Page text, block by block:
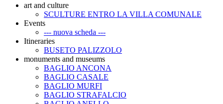
art and culture
SCULTURE ENTRO LA VILLA COMUNALE
Events
--- nuova scheda ---
Itineraries
BUSETO PALIZZOLO
monuments and museums
BAGLIO ANCONA
BAGLIO CASALE
BAGLIO MURFI
BAGLIO STRAFALCIO